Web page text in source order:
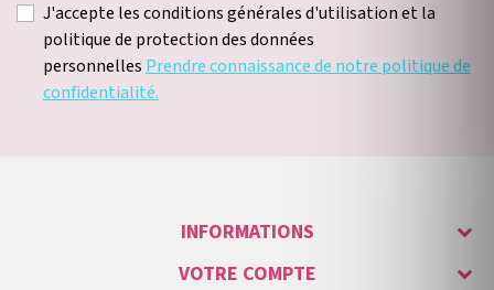
J'accepte les conditions générales d'utilisation et la
politique de protection des données
personnelles Prendre connaissance de notre politique de
confidentialité.
INFORMATIONS
VOTRE COMPTE